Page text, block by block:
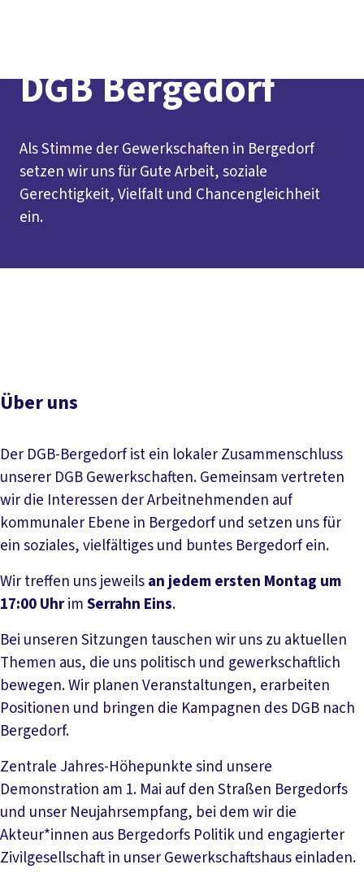
Service
DGB Bergedorf
Als Stimme der Gewerkschaften in Bergedorf
setzen wir uns für Gute Arbeit, soziale
Gerechtigkeit, Vielfalt und Chancengleichheit
ein.
Über uns
Der DGB-Bergedorf ist ein lokaler Zusammenschluss
unserer DGB Gewerkschaften. Gemeinsam vertreten
wir die Interessen der Arbeitnehmenden auf
kommunaler Ebene in Bergedorf und setzen uns für
ein soziales, vielfältiges und buntes Bergedorf ein.
Wir treffen uns jeweilsan jedem ersten Montag um
17:00 UhrimSerrahn Eins.
Bei unseren Sitzungen tauschen wir uns zu aktuellen
Themen aus, die uns politisch und gewerkschaftlich
bewegen. Wir planen Veranstaltungen, erarbeiten
Positionen und bringen die Kampagnen des DGB nach
Bergedorf.
Zentrale Jahres-Höhepunkte sind unsere
Demonstration am 1. Mai auf den Straßen Bergedorfs
und unser Neujahrsempfang, bei dem wir die
Akteur*innen aus Bergedorfs Politik und engagierter
Zivilgesellschaft in unser Gewerkschaftshaus einladen.